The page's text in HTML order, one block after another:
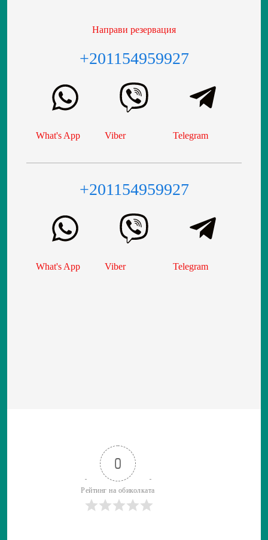
Направи резервация
+201154959927
What's App Viber Telegram
+201154959927
What's App Viber Telegram
0
Рейтинг на обиколката